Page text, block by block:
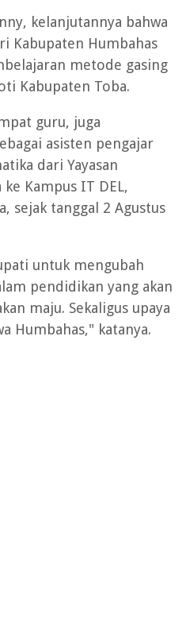
kelanjutannya bahwa
Kabupaten Humbahas
metode gasing
Kabupaten Toba.
guru, juga
asisten pengajar
dari Yayasan
Kampus IT DEL,
sejak tanggal 2 Agustus
untuk mengubah
pendidikan yang akan
maju. Sekaligus upaya
Humbahas," katanya.